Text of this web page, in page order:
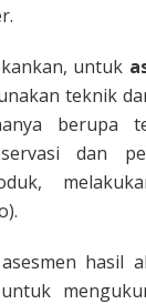
untuk
teknik
berupa
dan
hasil